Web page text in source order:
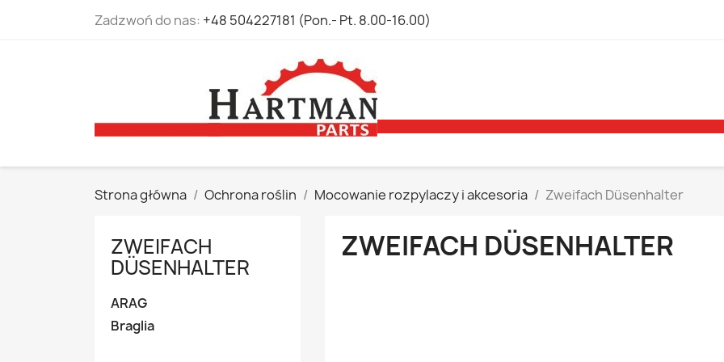
Zadzwoń do nas: +48 504227181 (Pon.- Pt. 8.00-16.00)
Strona główna Ochrona roślin Mocowanie rozpylaczy i akcesoria Zweifach Düsenhalter
ZWEIFACH
DÜSENHALTER
ARAG
Braglia
ZWEIFACH DÜSENHALTER